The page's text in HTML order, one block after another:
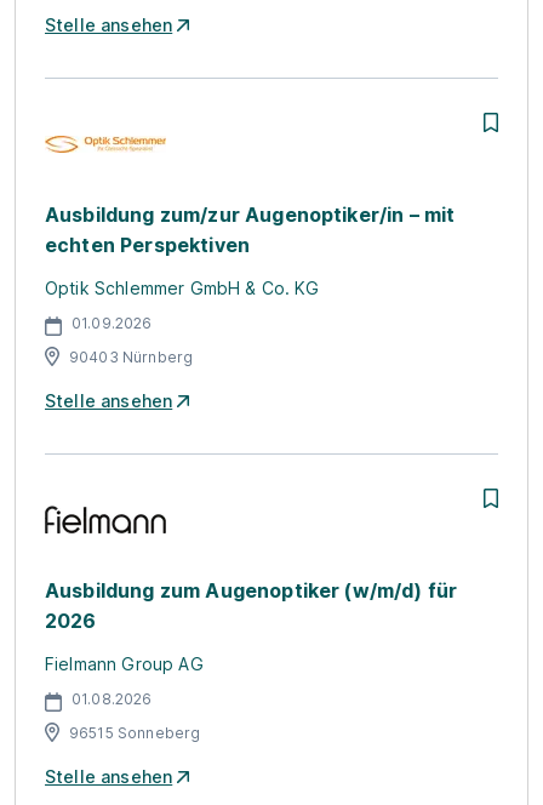
Stelle ansehen
Ausbildung zum/zur Augenoptiker/in – mit
echten Perspektiven
Optik Schlemmer GmbH & Co. KG
01.09.2026
90403 Nürnberg
Stelle ansehen
Ausbildung zum Augenoptiker (w/m/d) für
2026
Fielmann Group AG
01.08.2026
96515 Sonneberg
Stelle ansehen